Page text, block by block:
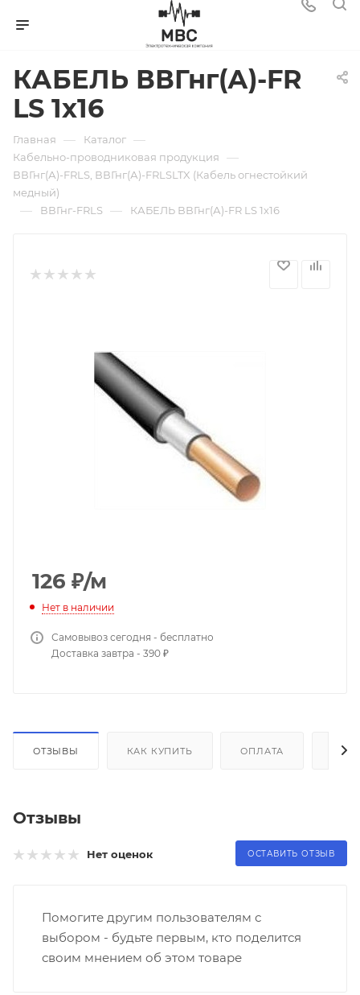
КАБЕЛЬ ВВГнг(А)-FR
LS 1х16
Главная — Каталог —
Кабельно-проводниковая продукция —
ВВГнг(А)-FRLS, ВВГнг(А)-FRLSLTX (Кабель огнестойкий
медный)
— ВВГнг-FRLS — КАБЕЛЬ ВВГнг(А)-FR LS 1х16
126 ₽/м
Нет в наличии
Самовывоз сегодня - бесплатно
Доставка завтра - 390 ₽
ОТЗЫВЫ КАК КУПИТЬ ОПЛАТА
Отзывы
Нет оценок ОСТАВИТЬ ОТЗЫВ
Помогите другим пользователям с
выбором - будьте первым, кто поделится
своим мнением об этом товаре